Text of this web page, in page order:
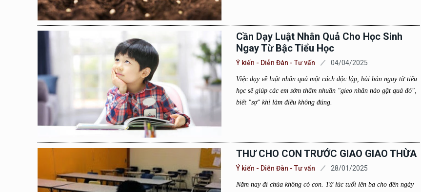
Cần Dạy Luật Nhân Quả Cho Học Sinh
Ngay Từ Bậc Tiểu Học
Ý kiến - Diễn Đàn - Tư vấn 04/04/2025
Việc dạy về luật nhân quả một cách độc lập, bài bản ngay từ tiểu
học sẽ giúp các em sớm thấm nhuần "gieo nhân nào gặt quả đó",
biết "sợ" khi làm điều không đúng.
THƯ CHO CON TRƯỚC GIAO GIAO THỪA
Ý kiến - Diễn Đàn - Tư vấn 28/01/2025
Năm nay đi chùa không có con. Từ lúc tuổi lên ba cho đến ngày